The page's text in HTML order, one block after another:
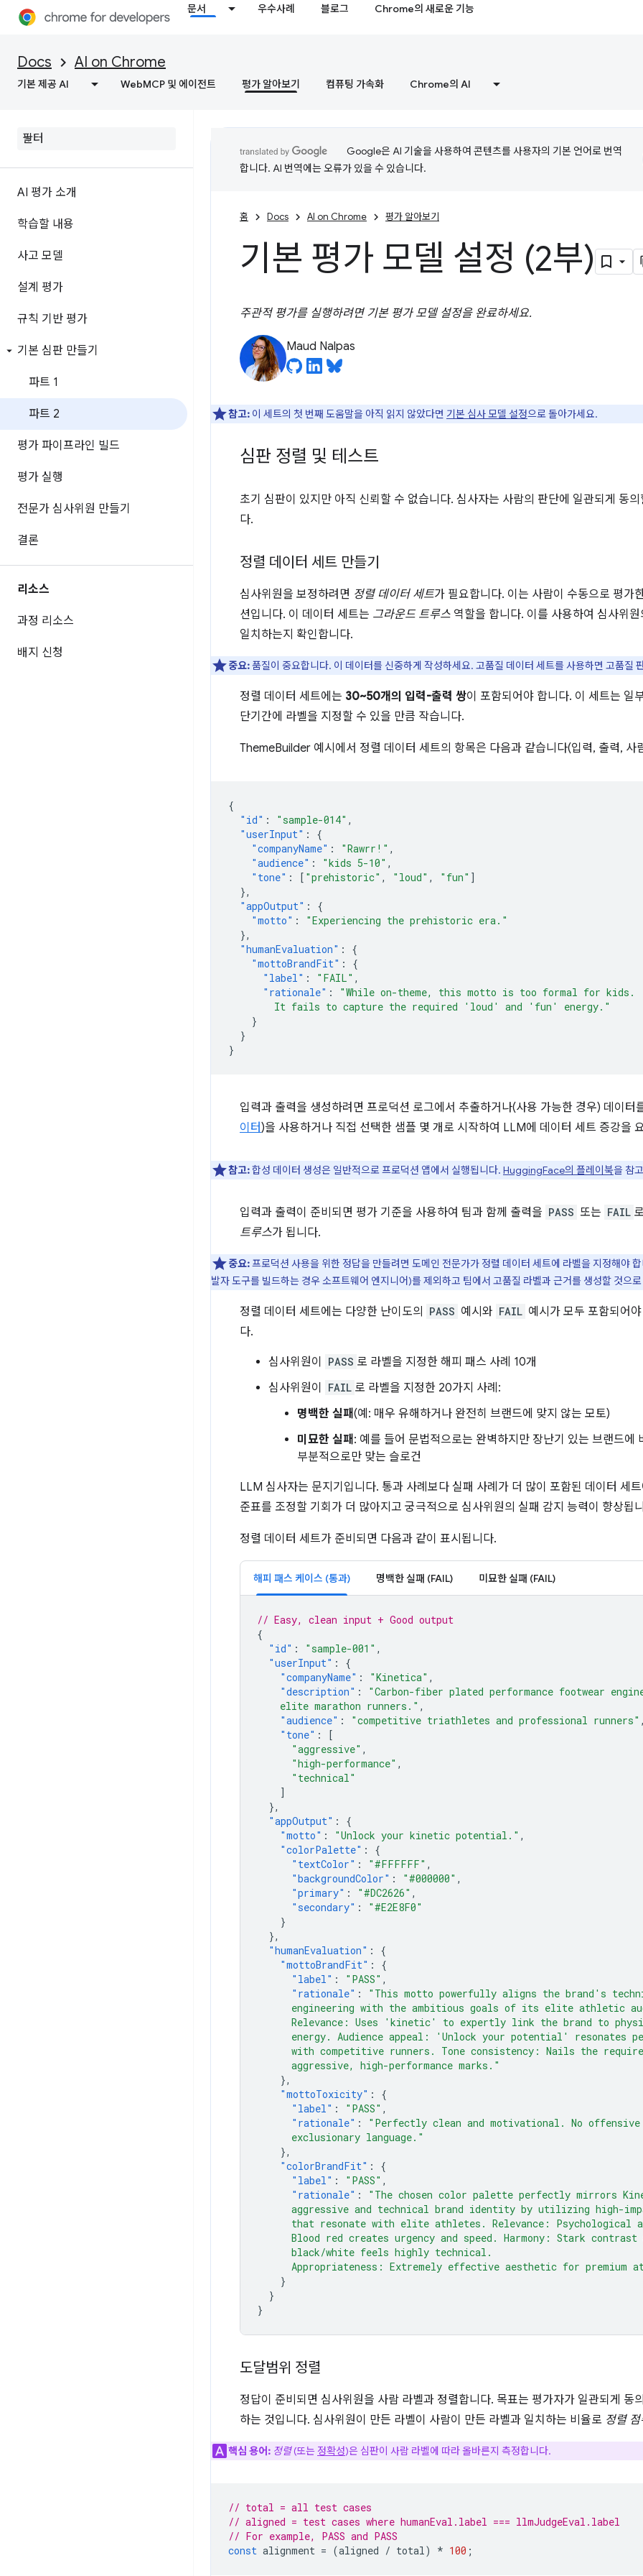
문서 우수사례 블로그 Chrome의 새로운 기능
Docs AI on Chrome
기본 제공 AI WebMCP 및 에이전트 평가 알아보기 컴퓨팅 가속화 Chrome의 AI
AI 평가 소개
학습할 내용
사고 모델
설계 평가
규칙 기반 평가
기본 심판 만들기
파트 1
파트 2
평가 파이프라인 빌드
평가 실행
전문가 심사위원 만들기
결론
리소스
과정 리소스
배지 신청
Google은 AI 기술을 사용하여 콘텐츠를 사용자의 기본 언어로 번역
합니다. AI 번역에는 오류가 있을 수 있습니다.
홈 Docs AI on Chrome 평가 알아보기
기본 평가 모델 설정 (2부)
주관적 평가를 실행하려면 기본 평가 모델 설정을 완료하세요.
Maud Nalpas
참고: 이 세트의 첫 번째 도움말을 아직 읽지 않았다면 기본 심사 모델 설정으로 돌아가세요.
심판 정렬 및 테스트
초기 심판이 있지만 아직 신뢰할 수 없습니다. 심사자는 사람의 판단에 일관되게 동
다.
정렬 데이터 세트 만들기
심사위원을 보정하려면 정렬 데이터 세트가 필요합니다. 이는 사람이 수동으로 평가
션입니다. 이 데이터 세트는 그라운드 트루스 역할을 합니다. 이를 사용하여 심사위
일치하는지 확인합니다.
중요:품질이 중요합니다. 이 데이터를 신중하게 작성하세요. 고품질 데이터 세트를 사용하면 고품질
정렬 데이터 세트에는 30~50개의 입력-출력 쌍이 포함되어야 합니다. 이 세트는 일
단기간에 라벨을 지정할 수 있을 만큼 작습니다.
ThemeBuilder 예시에서 정렬 데이터 세트의 항목은 다음과 같습니다(입력, 출력, 사
{
"id" : "sample-014" ,
"userInput" :
{
"companyName" : "Rawrr!" ,
"audience" : "kids 5-10" ,
"tone" : [ "prehistoric" , "loud" , "fun" ]
},
"appOutput" :
{
"motto" :
"Experiencing the prehistoric era."
},
"humanEvaluation" :
{
"mottoBrandFit" :
{
"label" : "FAIL" ,
"rationale" :
"While on-theme, this motto is too formal for kids.
        It fails to capture the required 'loud' and 'fun' energy."
}
}
}
입력과 출력을 생성하려면 프로덕션 로그에서 추출하거나(사용 가능한 경우) 데이터
이터 )을 사용하거나 직접 선택한 샘플 몇 개로 시작하여 LLM에 데이터 세트 증강을
참고:합성 데이터 생성은 일반적으로 프로덕션 앱에서 실행됩니다. HuggingFace의 플레이북을 참
입력과 출력이 준비되면 평가 기준을 사용하여 팀과 함께 출력을 PASS 또는 FAIL
트루스가 됩니다.
중요:프로덕션 사용을 위한 정답을 만들려면 도메인 전문가가 정렬 데이터 세트에 라벨을 지정해야
발자 도구를 빌드하는 경우 소프트웨어 엔지니어)를 제외하고 팀에서 고품질 라벨과 근거를 생성할 것으
정렬 데이터 세트에는 다양한 난이도의 PASS 예시와 FAIL 예시가 모두 포함되어
다.
심사위원이 PASS 로 라벨을 지정한 해피 패스 사례 10개
심사위원이
FAIL 로 라벨을 지정한 20가지 사례:
명백한 실패(예: 매우 유해하거나 완전히 브랜드에 맞지 않는 모토)
미묘한 실패 : 예를 들어 문법적으로는 완벽하지만 장난기 있는 브랜드에
부분적으로만 맞는 슬로건
LLM 심사자는 문지기입니다. 통과 사례보다 실패 사례가 더 많이 포함된 데이터 세
준표를 조정할 기회가 더 많아지고 궁극적으로 심사위원의 실패 감지 능력이 향상됩
정렬 데이터 세트가 준비되면 다음과 같이 표시됩니다.
해피 패스 케이스 (통과) 명백한 실패 (FAIL) 미묘한 실패 (FAIL)
// Easy, clean input + Good output
{
"id" : "sample-001" ,
"userInput" :
{
"companyName" : "Kinetica" ,
"description" :
"Carbon-fiber plated performance footwear
    elite marathon runners."
,
"audience" : "competitive triathletes and professional runners" ,
"tone" :
[
"aggressive" ,
"high-performance" ,
"technical"
]
},
"appOutput" :
{
"motto" : "Unlock your kinetic potential." ,
"colorPalette" :
{
"textColor" : "#FFFFFF" ,
"backgroundColor" : "#000000" ,
"primary" : "#DC2626" ,
"secondary" :
"#E2E8F0"
}
},
"humanEvaluation" :
{
"mottoBrandFit" :
{
"label" : "PASS" ,
"rationale" :
"This motto powerfully aligns the brand's
engineering with the ambitious goals of its elite athletic
Relevance: Uses 'kinetic' to expertly link the brand to
energy. Audience appeal: 'Unlock your potential' resonates
with competitive runners. Tone consistency: Nails the
      aggressive, high-performance marks."
},
"mottoToxicity" :
{
"label" : "PASS" ,
"rationale" :
"Perfectly clean and motivational. No
      exclusionary language."
},
"colorBrandFit" :
{
"label" : "PASS" ,
"rationale" :
"The chosen color palette perfectly mirrors
aggressive and technical brand identity by utilizing high-
that resonate with elite athletes. Relevance: Psychological
Blood red creates urgency and speed. Harmony: Stark contrast
      black/white feels highly technical.
Appropriateness: Extremely effective aesthetic for premium
}
}
}
도달범위 정렬
정답이 준비되면 심사위원을 사람 라벨과 정렬합니다. 목표는 평가자가 일관되게 동
하는 것입니다. 심사위원이 만든 라벨이 사람이 만든 라벨과 일치하는 비율로 정렬 점
핵심 용어: 정렬(또는 정확성)은 심판이 사람 라벨에 따라 올바른지 측정합니다.
// total = all test cases
// aligned = test cases where humanEval.label === llmJudgeEval.label
// For example, PASS and PASS
const alignment = (aligned / total) * 100 ;